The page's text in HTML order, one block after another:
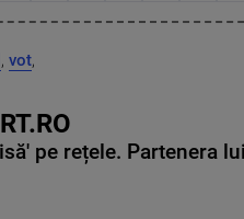
, vot,
pe rețele. Partenera